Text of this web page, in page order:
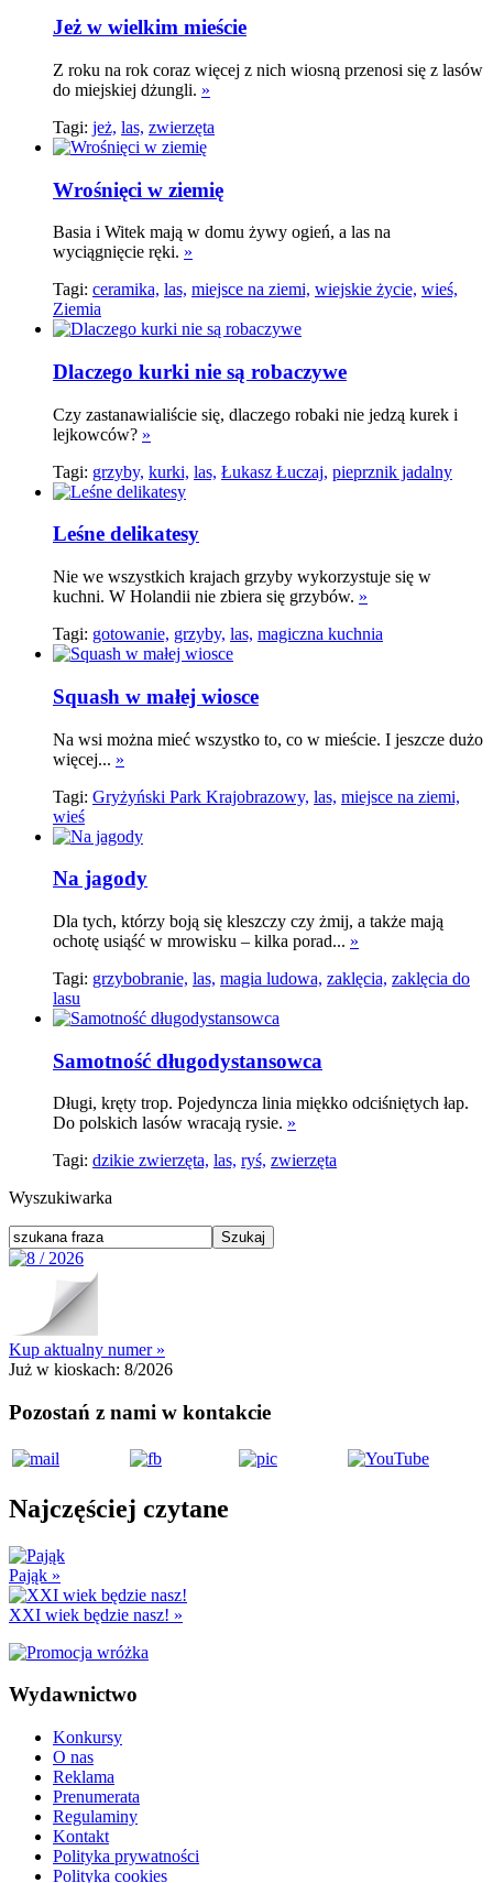
Jeż w wielkim mieście
Z roku na rok coraz więcej z nich wiosną przenosi się z lasów
do miejskiej dżungli. »
Tagi: jeż, las, zwierzęta
Wrośnięci w ziemię
Basia i Witek mają w domu żywy ogień, a las na
wyciągnięcie ręki. »
Tagi: ceramika, las, miejsce na ziemi, wiejskie życie, wieś,
Ziemia
Dlaczego kurki nie są robaczywe
Czy zastanawialiście się, dlaczego robaki nie jedzą kurek i
lejkowców? »
Tagi: grzyby, kurki, las, Łukasz Łuczaj, pieprznik jadalny
Leśne delikatesy
Nie we wszystkich krajach grzyby wykorzystuje się w
kuchni. W Holandii nie zbiera się grzybów. »
Tagi: gotowanie, grzyby, las, magiczna kuchnia
Squash w małej wiosce
Na wsi można mieć wszystko to, co w mieście. I jeszcze dużo
więcej... »
Tagi: Gryżyński Park Krajobrazowy, las, miejsce na ziemi,
wieś
Na jagody
Dla tych, którzy boją się kleszczy czy żmij, a także mają
ochotę usiąść w mrowisku – kilka porad... »
Tagi: grzybobranie, las, magia ludowa, zaklęcia, zaklęcia do
lasu
Samotność długodystansowca
Długi, kręty trop. Pojedyncza linia miękko odciśniętych łap.
Do polskich lasów wracają rysie. »
Tagi: dzikie zwierzęta, las, ryś, zwierzęta
Wyszukiwarka
Kup aktualny numer »
Już w kioskach: 8/2026
Pozostań z nami w kontakcie
Najczęściej czytane
Pająk »
XXI wiek będzie nasz! »
Wydawnictwo
Konkursy
O nas
Reklama
Prenumerata
Regulaminy
Kontakt
Polityka prywatności
Polityka cookies